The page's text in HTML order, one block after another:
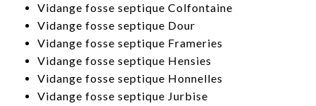
​Vidange fosse septique Colfontaine
​Vidange fosse septique Dour
​Vidange fosse septique Frameries
​Vidange fosse septique Hensies
​Vidange fosse septique Honnelles
​Vidange fosse septique Jurbise